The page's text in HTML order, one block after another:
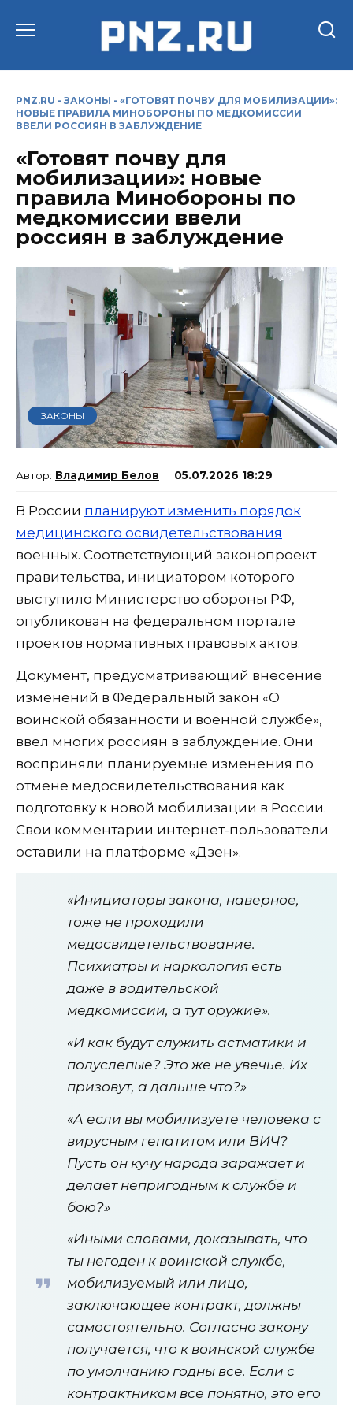
PNZ.RU - ЗАКОНЫ - «ГОТОВЯТ ПОЧВУ ДЛЯ МОБИЛИЗАЦИИ»:
НОВЫЕ ПРАВИЛА МИНОБОРОНЫ ПО МЕДКОМИССИИ
ВВЕЛИ РОССИЯН В ЗАБЛУЖДЕНИЕ
«Готовят почву для
мобилизации»: новые
правила Минобороны по
медкомиссии ввели
россиян в заблуждение
ЗАКОНЫ
Владимир Белов 05.07.2026 18:29
В России планируют изменить порядок
медицинского освидетельствования
военных. Соответствующий законопроект
правительства, инициатором которого
выступило Министерство обороны РФ,
опубликован на федеральном портале
проектов нормативных правовых актов.
Документ, предусматривающий внесение
изменений в Федеральный закон «О
воинской обязанности и военной службе»,
ввел многих россиян в заблуждение. Они
восприняли планируемые изменения по
отмене медосвидетельствования как
подготовку к новой мобилизации в России.
Свои комментарии интернет-пользователи
оставили на платформе «Дзен».
«Инициаторы закона, наверное,
тоже не проходили
медосвидетельствование.
Психиатры и наркология есть
даже в водительской
медкомиссии, а тут оружие».
«И как будут служить астматики и
полуслепые? Это же не увечье. Их
призовут, а дальше что?»
«А если вы мобилизуете человека с
вирусным гепатитом или ВИЧ?
Пусть он кучу народа заражает и
делает непригодным к службе и
бою?»
«Иными словами, доказывать, что
ты негоден к воинской службе,
мобилизуемый или лицо,
заключающее контракт, должны
самостоятельно. Согласно закону
получается, что к воинской службе
по умолчанию годны все. Если с
контрактником все понятно, это его